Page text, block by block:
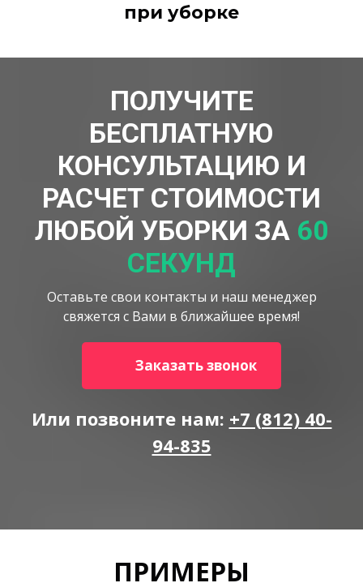
при уборке
ПОЛУЧИТЕ
БЕСПЛАТНУЮ
КОНСУЛЬТАЦИЮ И
РАСЧЕТ СТОИМОСТИ
ЛЮБОЙ УБОРКИ ЗА 60
СЕКУНД
Оставьте свои контакты и наш менеджер
свяжется с Вами в ближайшее время!
Заказать звонок
Или позвоните нам: +7 (812) 40-
94-835
ПРИМЕРЫ